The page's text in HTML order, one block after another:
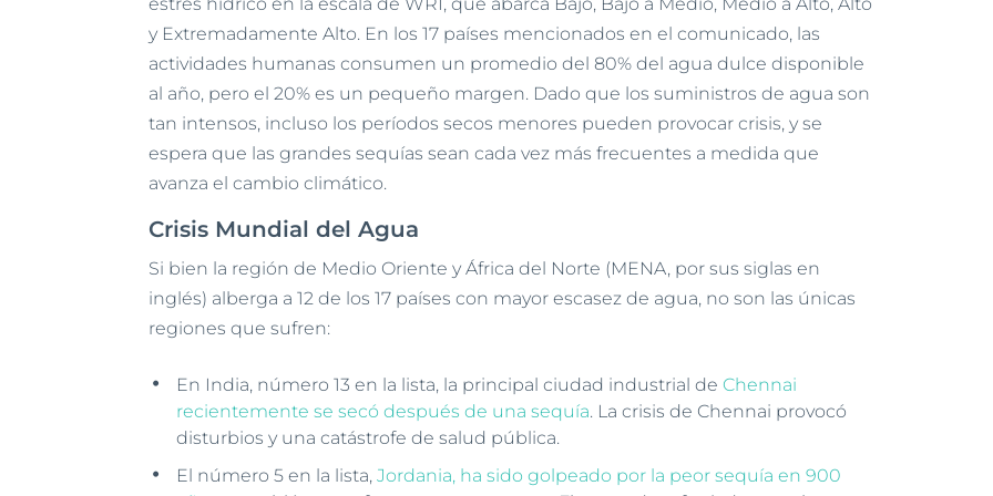
y Extremadamente Alto. En los 17 países mencionados en el comunicado, las
actividades humanas consumen un promedio del 80% del agua dulce disponible
al año, pero el 20% es un pequeño margen. Dado que los suministros de agua son
tan intensos, incluso los períodos secos menores pueden provocar crisis, y se
espera que las grandes sequías sean cada vez más frecuentes a medida que
avanza el cambio climático.
Crisis Mundial del Agua
Si bien la región de Medio Oriente y África del Norte (MENA, por sus siglas en
inglés) alberga a 12 de los 17 países con mayor escasez de agua, no son las únicas
regiones que sufren:
En India, número 13 en la lista, la principal ciudad industrial de Chennai
recientemente se secó después de una sequía. La crisis de Chennai provocó
disturbios y una catástrofe de salud pública.
El número 5 en la lista,Jordania, ha sido golpeado por la peor sequía en 900